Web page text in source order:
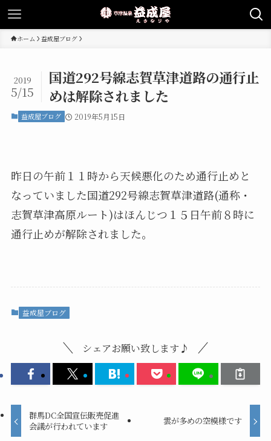
ホーム 益成屋ブログ
国道292号線志賀草津道路の通行止
めは解除されました
2019
5/15
益成屋ブログ 2019年5月15日
昨日の午前１１時から天候悪化のため通行止めと
なっていました国道292号線志賀草津道路(通称・
志賀草津高原ルート)はほんじつ１５日午前８時に
通行止めが解除されました。
益成屋ブログ
シェアお願い致します♪
群馬DC全国宣伝販売促進
会議が行われています
雲が多めの空模様です